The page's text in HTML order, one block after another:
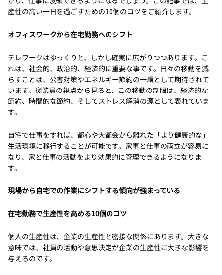
産性の高い一日を過ごすための10個のコツをご紹介します。
オフィスワークから在宅勤務へのシフト
テレワークはゆっくりと、しかし確実に広がりつつあります。こ
れは、社会的、政治的、経済的に重要な事です。日々の移動を減
らすことは、公害対策やエネルギー節約の一環として期待されて
います。従業員の視点から見ると、この移動の制限は、経済的な
節約、時間的な節約、そしてストレス解消の源として表れていま
す。
自宅で仕事をすれば、都心や大都会から離れた「より健康的な」
生活環境に移行することが可能です。家事と仕事の両立が容易に
なり、家と仕事の活動をより効果的に管理できるようになりま
す。
現場から自宅での作業にシフトする傾向が強まっている
在宅勤務で生産性を高める10個のコツ
個人の生産性は、企業の生産性と密接な関係にあります。大きな
意味では、社員の活動や意思決定が企業の生産性に大きな影響を
与えるのです。